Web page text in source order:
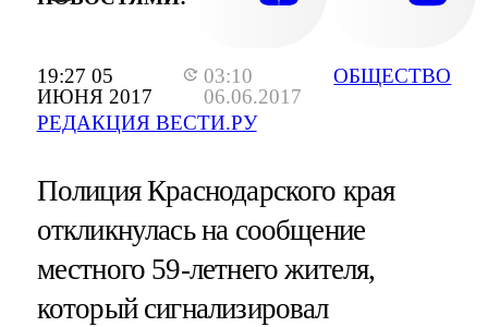
19:27 05
ИЮНЯ 2017
03:10
06.06.2017
РЕДАКЦИЯ ВЕСТИ.РУ
ОБЩЕСТВО
Полиция Краснодарского края
откликнулась на сообщение
местного 59-летнего жителя,
который сигнализировал